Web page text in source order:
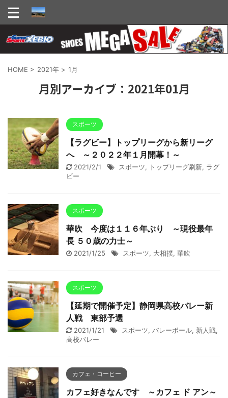
HOME > 2021年 > 1月
月別アーカイブ：2021年01月
スポーツ
【ラグビー】トップリーグから新リーグ
へ ～２０２２年１月開幕！～
2021/2/1 スポーツ, トップリーグ刷新, ラグ
ビー
スポーツ
華吹 今度は１１６年ぶり ～現役最年
長 ５０歳の力士～
2021/1/25 スポーツ, 大相撲, 華吹
スポーツ
【延期で開催予定】静岡県高校バレー新
人戦 東部予選
2021/1/21 スポーツ, バレーボール, 新人戦,
高校バレー
カフェ・コーヒー
カフェ好きなんです ～カフェ ド アン～